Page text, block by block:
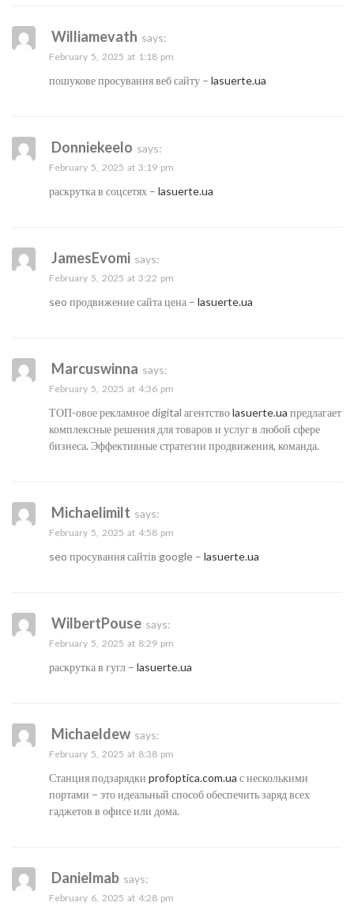
Williamevath says:
February 5, 2025 at 1:18 pm
пошукове просування веб сайту – lasuerte.ua
Donniekeelo says:
February 5, 2025 at 3:19 pm
раскрутка в соцсетях – lasuerte.ua
JamesEvomi says:
February 5, 2025 at 3:22 pm
seo продвижение сайта цена – lasuerte.ua
Marcuswinna says:
February 5, 2025 at 4:36 pm
ТОП-овое рекламное digital агентствоlasuerte.ua предлагает
комплексные решения для товаров и услуг в любой сфере
бизнеса. Эффективные стратегии продвижения, команда.
Michaelimilt says:
February 5, 2025 at 4:58 pm
seo просування сайтів google – lasuerte.ua
WilbertPouse says:
February 5, 2025 at 8:29 pm
раскрутка в гугл – lasuerte.ua
Michaeldew says:
February 5, 2025 at 8:38 pm
Станция подзарядки profoptica.com.ua с несколькими
портами – это идеальный способ обеспечить заряд всех
гаджетов в офисе или дома.
Danielmab says:
February 6, 2025 at 4:28 pm